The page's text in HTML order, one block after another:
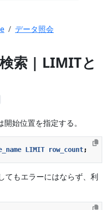
データ照会
索 | LIMITと
開始位置を指定する。
LIMIT row_count;
てもエラーにはならず、利